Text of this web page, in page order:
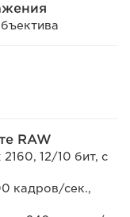
RAW
12/10 бит, с
сек.,